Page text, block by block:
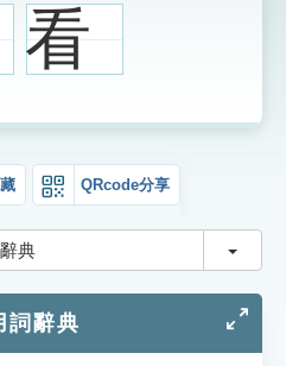
看
QRcode分享
典 切換
詞辭典